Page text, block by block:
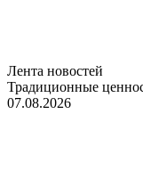
Лента новостей
Традиционные
07.08.2026